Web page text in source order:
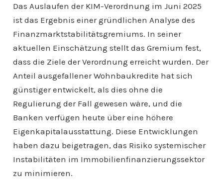
Das Auslaufen der KIM-Verordnung im Juni 2025
ist das Ergebnis einer gründlichen Analyse des
Finanzmarktstabilitätsgremiums. In seiner
aktuellen Einschätzung stellt das Gremium fest,
dass die Ziele der Verordnung erreicht wurden. Der
Anteil ausgefallener Wohnbaukredite hat sich
günstiger entwickelt, als dies ohne die
Regulierung der Fall gewesen wäre, und die
Banken verfügen heute über eine höhere
Eigenkapitalausstattung. Diese Entwicklungen
haben dazu beigetragen, das Risiko systemischer
Instabilitäten im Immobilienfinanzierungssektor
zu minimieren.